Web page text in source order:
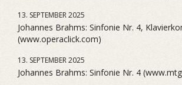
13. SEPTEMBER 2025
Johannes Brahms: Sinfonie Nr. 4,
(www.operaclick.com)
13. SEPTEMBER 2025
Johannes Brahms: Sinfonie Nr. 4